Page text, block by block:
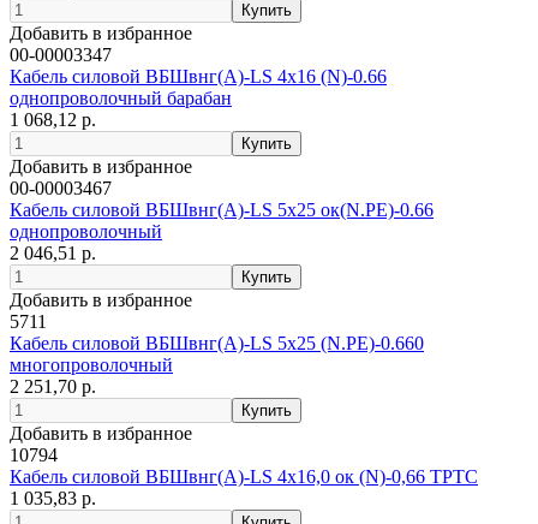
Добавить в избранное
00-00003347
Кабель силовой ВБШвнг(А)-LS 4х16 (N)-0.66
однопроволочный барабан
1 068,12 р.
Добавить в избранное
00-00003467
Кабель силовой ВБШвнг(А)-LS 5х25 ок(N.РЕ)-0.66
однопроволочный
2 046,51 р.
Добавить в избранное
5711
Кабель силовой ВБШвнг(А)-LS 5х25 (N.PE)-0.660
многопроволочный
2 251,70 р.
Добавить в избранное
10794
Кабель силовой ВБШвнг(А)-LS 4х16,0 ок (N)-0,66 ТРТС
1 035,83 р.